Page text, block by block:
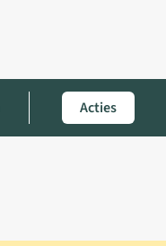
Acties